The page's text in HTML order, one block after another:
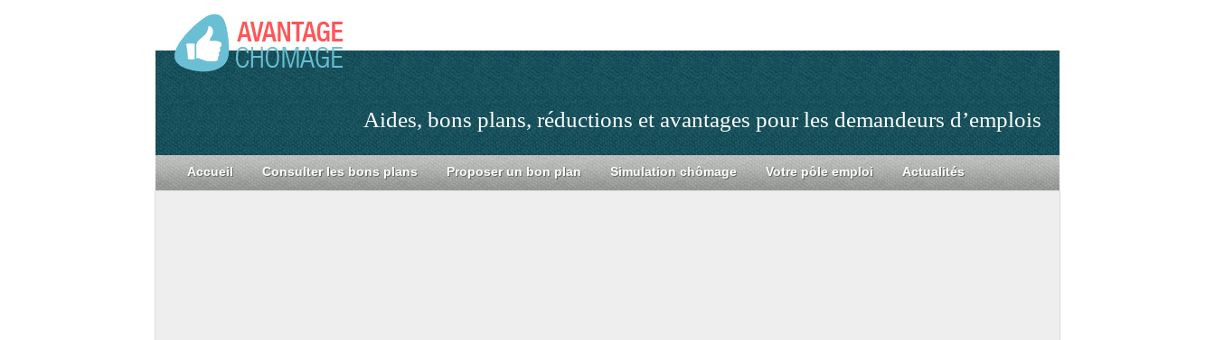
Aides, bons plans, réductions et avantages pour les demandeurs d’emplois
Accueil Consulter les bons plans Proposer un bon plan Simulation chômage Votre pôle emploi Actualités